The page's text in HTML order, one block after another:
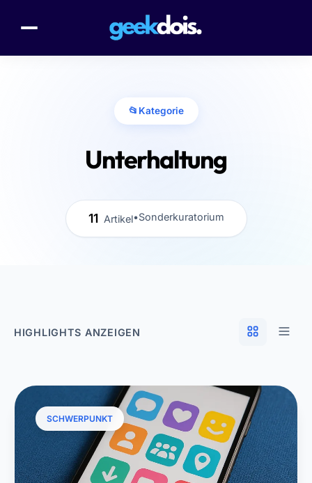
📂 Kategorie
Unterhaltung
11 Artikel•Sonderkuratorium
HIGHLIGHTS ANZEIGEN
SCHWERPUNKT